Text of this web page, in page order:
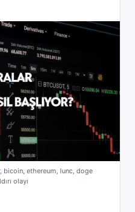
bicoin, ethereum, lunc, doge
olayı